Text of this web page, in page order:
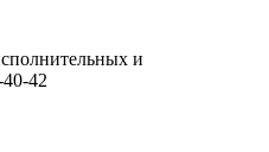
и
42